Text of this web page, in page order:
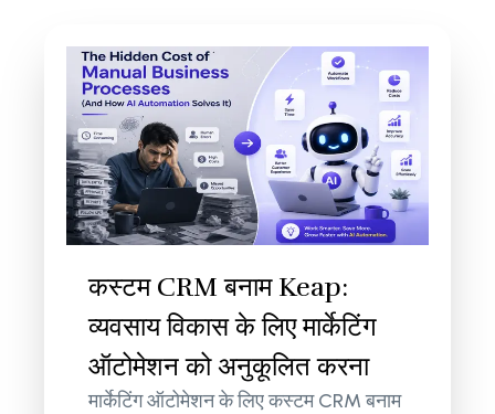
कस्टम CRM बनाम Keap:
व्यवसाय विकास के लिए मार्केटिंग
ऑटोमेशन को अनुकूलित करना
मार्केटिंग ऑटोमेशन के लिए कस्टम CRM बनाम